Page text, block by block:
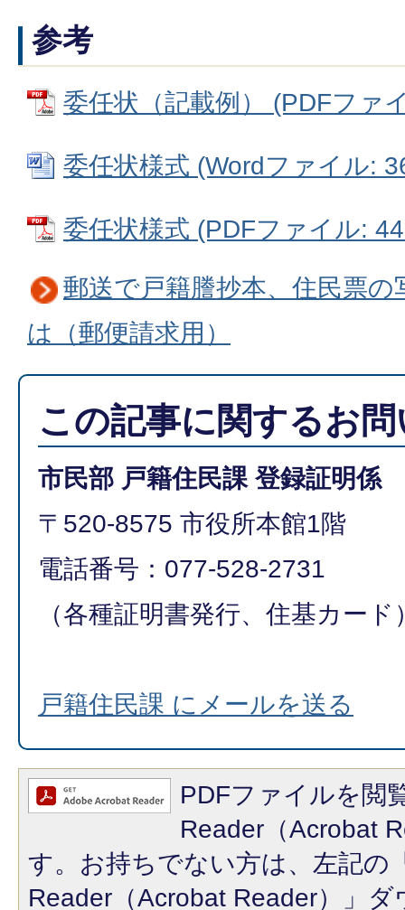
参考
委任状（記載例） (PDFファ
委任状様式 (Wordファイル:
委任状様式 (PDFファイル:
郵送で戸籍謄抄本、住民票
は（郵便請求用）
この記事に関するお
市民部 戸籍住民課 登録証明係
〒520-8575 市役所本館1階
電話番号：077-528-2731
（各種証明書発行、住基カード
戸籍住民課 にメールを送る
PDFファイルを閲
Reader（Acrobat
す。お持ちでない方は、左記の
Reader（Acrobat Reader）」